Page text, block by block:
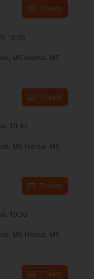
Tickets
Fr. 10:30
MS Hansa, MS
Tickets
10:30
MS Hansa, MS
Tickets
10:30
MS Hansa, MS
Tickets